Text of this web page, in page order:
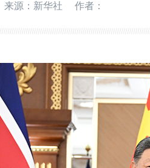
来源：新华社 作者：